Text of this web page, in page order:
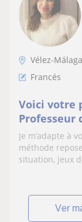
Vélez-Málaga
Francés
Voici votre
Professeur
Je m’adapte à
méthode
situation, jeux
ver